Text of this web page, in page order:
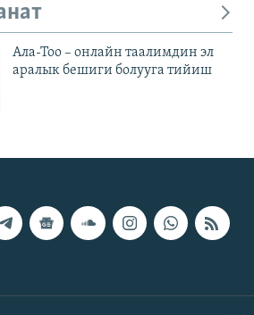
Ала-Тоо – онлайн таалимдин эл
аралык бешиги болууга тийиш